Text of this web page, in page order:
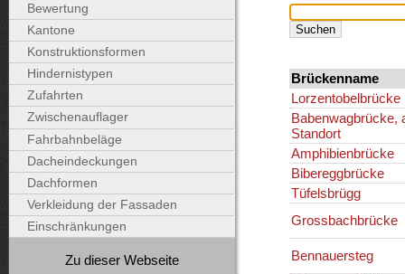
Brückenname
Lorzentobelbrücke
Babenwagbrücke,
Standort
Amphibienbrücke
Bibereggbrücke
Tüfelsbrügg
Grossbachbrücke
Bennauersteg
Bewertung
Kantone
Konstruktionsformen
Hindernistypen
Zufahrten
Zwischenauflager
Fahrbahnbeläge
Dacheindeckungen
Dachformen
Verkleidung der Fassaden
Einschränkungen
Zu dieser Webseite